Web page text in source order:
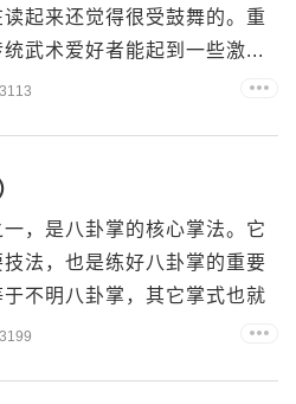
起来还觉得很受鼓舞的。重
武术爱好者能起到一些激...
，是八卦掌的核心掌法。它
法，也是练好八卦掌的重要
不明八卦掌，其它掌式也就